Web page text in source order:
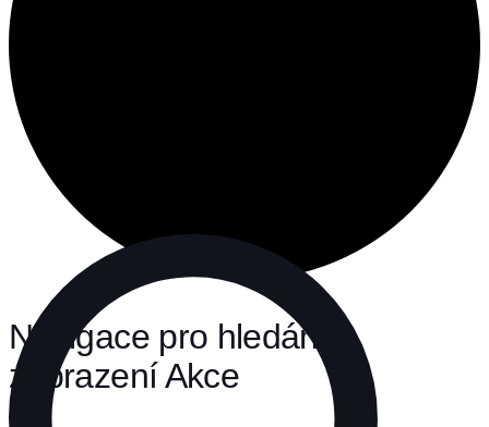
Akce
Navigace pro hledání a
zobrazení Akce